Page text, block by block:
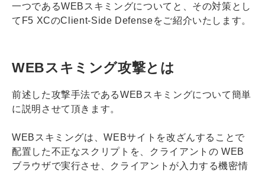
一つであるWEBスキミングについてと、その対策とし
てF5 XCのClient-Side Defenseをご紹介いたします。
WEBスキミング攻撃とは
前述した攻撃手法であるWEBスキミングについて簡単
に説明させて頂きます。
WEBスキミングは、WEBサイトを改ざんすることで
配置した不正なスクリプトを、クライアントの WEB
ブラウザで実行させ、クライアントが入力する機密情